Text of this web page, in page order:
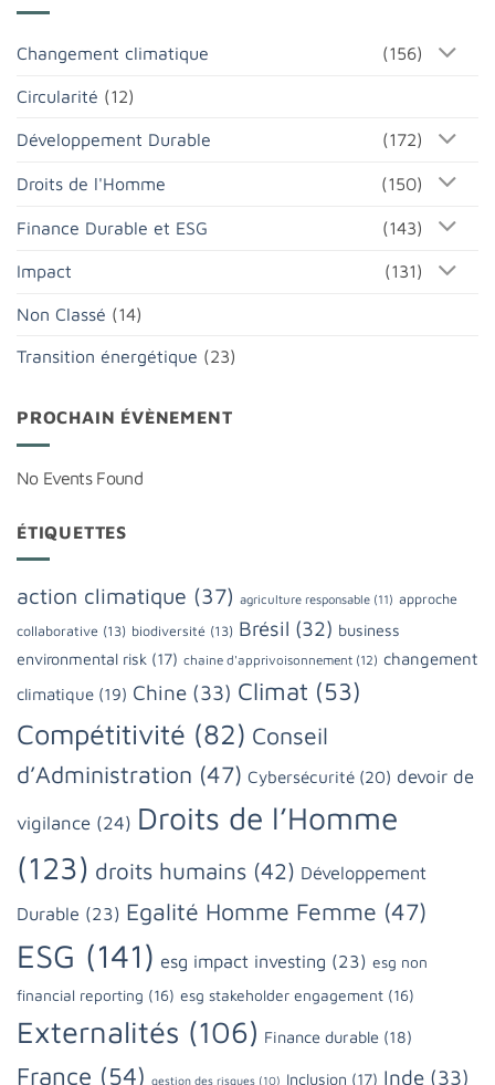
Changement climatique (156)
Circularité (12)
Développement Durable (172)
Droits de l'Homme (150)
Finance Durable et ESG (143)
Impact (131)
Non Classé (14)
Transition énergétique (23)
PROCHAIN ÉVÈNEMENT
No Events Found
ÉTIQUETTES
action climatique (37) agriculture responsable (11) approche
collaborative (13) biodiversité (13) Brésil (32) business
environmental risk (17) chaine d'apprivoisonnement (12) changement
climatique (19) Chine (33) Climat (53)
Compétitivité (82) Conseil
d’Administration (47) Cybersécurité (20) devoir de
vigilance (24) Droits de l’Homme
(123) droits humains (42) Développement
Durable (23) Egalité Homme Femme (47)
ESG (141) esg impact investing (23) esg non
financial reporting (16) esg stakeholder engagement (16)
Externalités (106) Finance durable (18)
France (54) gestion des risques (10) Inclusion (17) Inde (33)